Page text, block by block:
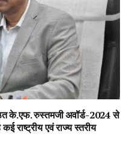
के.एफ. रुस्तमजी अवॉर्ड-2024 से
राष्ट्रीय एवं राज्य स्तरीय